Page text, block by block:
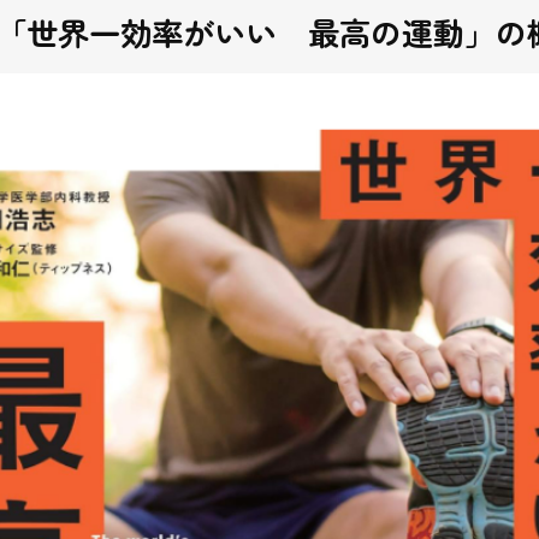
世界一効率がいい 最高の運動」の